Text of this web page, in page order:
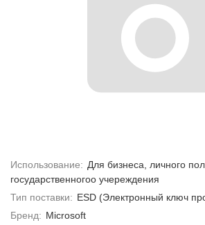
Использование: Для бизнеса, личного
государственногоо учереждения
Тип поставки: ESD (Электронный ключ
Бренд: Microsoft